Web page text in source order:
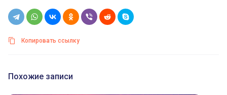
Копировать ссылку
Похожие записи